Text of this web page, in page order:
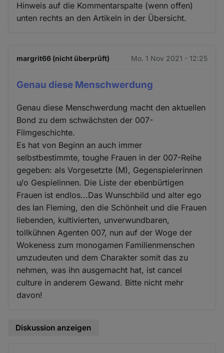
Hinweis auf die Kommentarspalte (wenn offen)
unten rechts an den Artikeln in der Übersicht.
margrit66 (nicht überprüft) Mo. 1 Nov 2021 - 12:25
Genau diese Menschwerdung
Genau diese Menschwerdung macht den aktuellen
Bond zu dem schwächsten der 007-
Filmgeschichte.
Es hat von Beginn an auch immer
selbstbestimmte, toughe Frauen in der 007-Reihe
gegeben: als Vorgesetzte (M), Gegenspielerinnen
u/o Gespielinnen. Die Liste der ebenbürtigen
Frauen ist endlos...Das Wunschbild und alter ego
des Ian Fleming, den die Schönheit und die Frauen
liebenden, kultivierten, unverwundbaren,
tollkühnen Agenten 007, nun auf der Woge der
Wokeness zum monogamen Familienmenschen
umzudeuten und dem Charakter somit das zu
nehmen, was ihn ausgemacht hat, ist cancel
culture in anderem Gewand. Bitte nicht mehr
davon!
Diskussion anzeigen